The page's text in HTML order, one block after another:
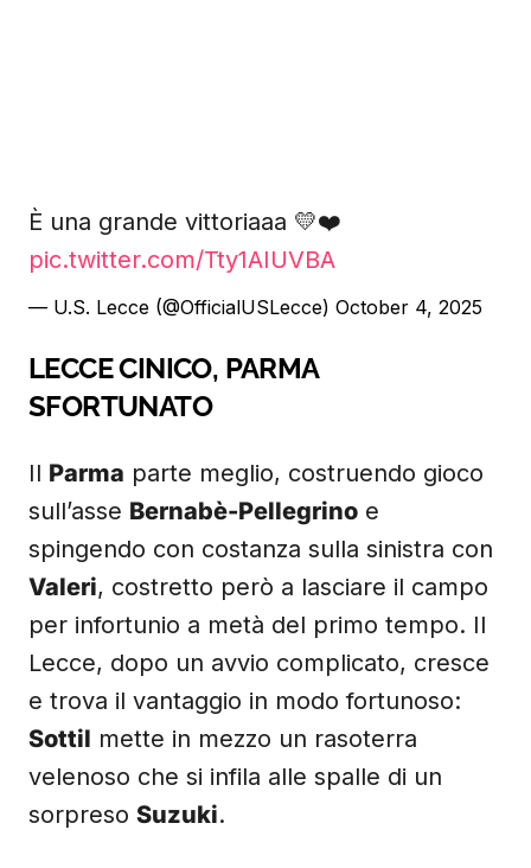
È una grande vittoriaaa 💛❤️
pic.twitter.com/Tty1AIUVBA
— U.S. Lecce (@OfficialUSLecce) October 4, 2025
LECCE CINICO, PARMA
SFORTUNATO
Il Parma parte meglio, costruendo gioco
sull’asse Bernabè-Pellegrino e
spingendo con costanza sulla sinistra con
Valeri, costretto però a lasciare il campo
per infortunio a metà del primo tempo. Il
Lecce, dopo un avvio complicato, cresce
e trova il vantaggio in modo fortunoso:
Sottil mette in mezzo un rasoterra
velenoso che si infila alle spalle di un
sorpreso Suzuki.